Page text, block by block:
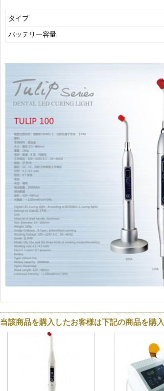
タイプ
バッテリー容量
当該商品を購入したお客様は下記の商品を購